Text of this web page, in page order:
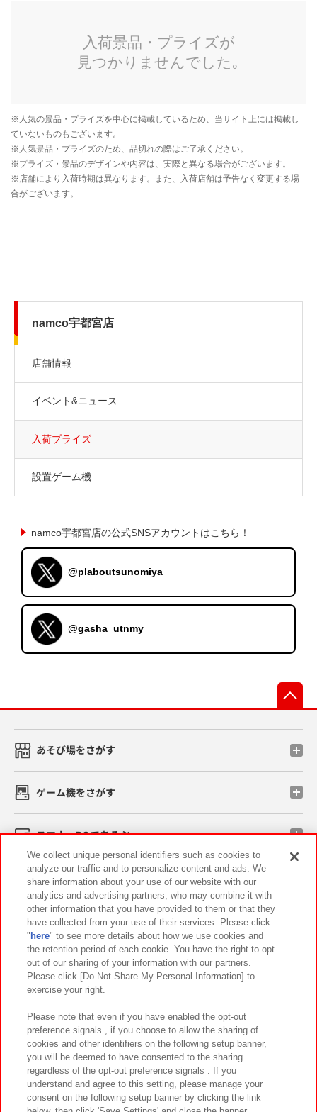
namco宇都宮店
店舗情報
イベント&ニュース
入荷プライズ
設置ゲーム機
namco宇都宮店の公式SNSアカウントはこちら！
@plaboutsunomiya
@gasha_utnmy
あそび場をさがす
ゲーム機をさがす
スマホ・PCであそぶ
イベント・キャンペーン
関連会社 サステナビリティ サイトポリシー
プライバシーポリシー ウェブアクセシビリティ方針と検証結果
お取引先さまとともに
カスタマーハラスメント対応方針 よくあるご質問・お問い合わせ
We collect unique personal identifiers such as cookies to
analyze our traffic and to personalize content and ads. We
share information about your use of our website with our
analytics and advertising partners, who may combine it with
other information that you have provided to them or that they
have collected from your use of their services. Please click
" here" to see more details about how we use cookies and
the retention period of each cookie. You have the right to opt
out of our sharing of your information with our partners.
Please click [Do Not Share My Personal Information] to
exercise your right.
Please note that even if you have enabled the opt-out
preference signals , if you choose to allow the sharing of
cookies and other identifiers on the following setup banner,
you will be deemed to have consented to the sharing
regardless of the opt-out preference signals . If you
understand and agree to this setting, please manage your
consent on the following setup banner by clicking the link